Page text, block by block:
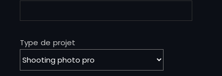
Type de projet